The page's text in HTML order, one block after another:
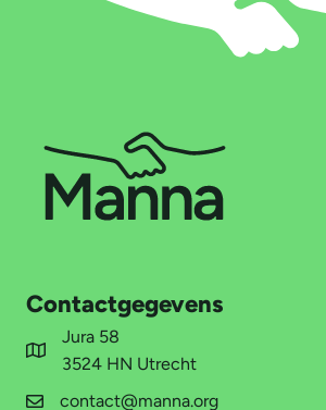
Contactgegevens
Jura 58
3524 HN Utrecht
contact@manna.org